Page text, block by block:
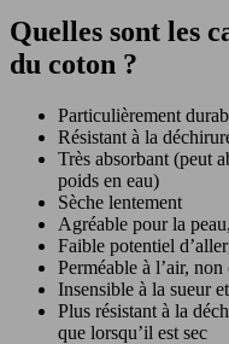
Quelles sont les
du coton ?
Particulièrement
Résistant à la
Très absorbant (peut
poids en eau)
Sèche lentement
Agréable pour la
Faible potentiel
Perméable à l’air,
Insensible à la sueur
Plus résistant à la
que lorsqu’il est sec